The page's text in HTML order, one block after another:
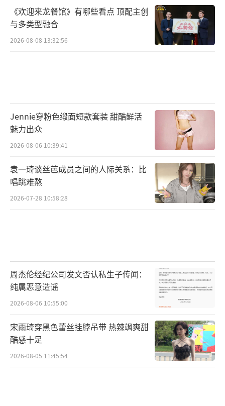
《欢迎来龙餐馆》有哪些看点 顶配主创
与多类型融合
2026-08-08 13:32:56
Jennie穿粉色缎面短款套装 甜酷鲜活
魅力出众
2026-08-06 10:39:41
袁一琦谈丝芭成员之间的人际关系：比
唱跳难熬
2026-07-28 10:58:28
周杰伦经纪公司发文否认私生子传闻：
纯属恶意造谣
2026-08-06 10:55:00
宋雨琦穿黑色蕾丝挂脖吊带 热辣飒爽甜
酷感十足
2026-08-05 11:45:54